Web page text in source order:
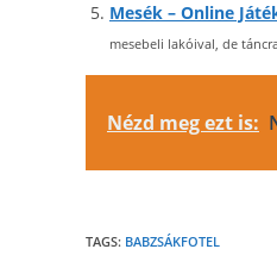
Mesék – Online
mesebeli lakóival, de
Nézd meg ezt is:
TAGS: BABZSÁKFOTEL